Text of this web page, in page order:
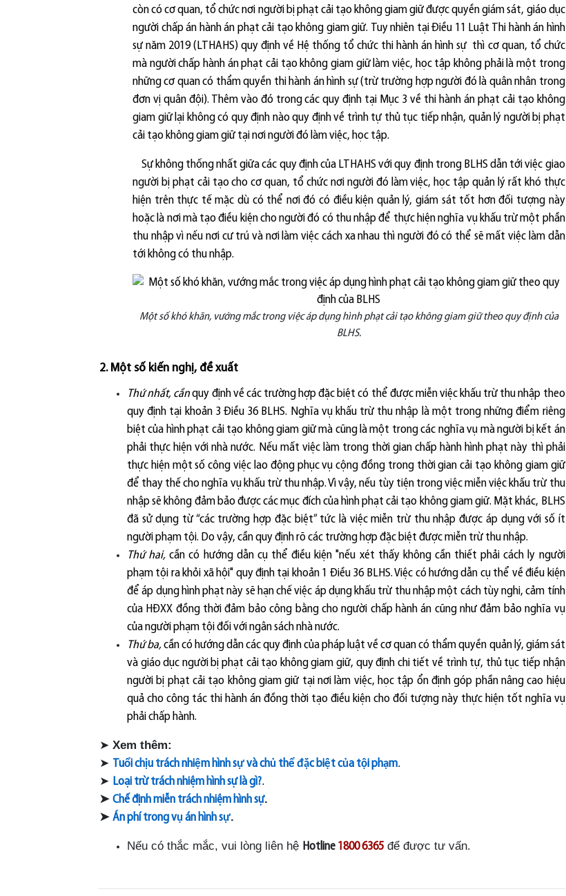
còn có cơ quan, tổ chức nơi người bị phạt cải tạo không giam giữ được quyền giám sát, giáo dục
người chấp án hành án phạt cải tạo không giam giữ. Tuy nhiên tại Điều 11 Luật Thi hành án hình
sự năm 2019 (LTHAHS) quy định về Hệ thống tổ chức thi hành án hình sự thì cơ quan, tổ chức
mà người chấp hành án phạt cải tạo không giam giữ làm việc, học tập không phải là một trong
những cơ quan có thẩm quyền thi hành án hình sự (trừ trường hợp người đó là quân nhân trong
đơn vị quân đội). Thêm vào đó trong các quy định tại Mục 3 về thi hành án phạt cải tạo không
giam giữ lại không có quy định nào quy định về trình tự thủ tục tiếp nhận, quản lý người bị phạt
cải tạo không giam giữ tại nơi người đó làm việc, học tập.
Sự không thống nhất giữa các quy định của LTHAHS với quy định trong BLHS dẫn tới việc giao
người bị phạt cải tạo cho cơ quan, tổ chức nơi người đó làm việc, học tập quản lý rất khó thực
hiện trên thực tế mặc dù có thể nơi đó có điều kiện quản lý, giám sát tốt hơn đối tượng này
hoặc là nơi mà tạo điều kiện cho người đó có thu nhập để thực hiện nghĩa vụ khấu trừ một phần
thu nhập vì nếu nơi cư trú và nơi làm việc cách xa nhau thì người đó có thể sẽ mất việc làm dẫn
tới không có thu nhập.
Một số khó khăn, vướng mắc trong việc áp dụng hình phạt cải tạo không giam giữ theo quy định của
BLHS.
2. Một số kiến nghị, đề xuất
Thứ nhất, cầnquy định về các trường hợp đặc biệt có thể được miễn việc khấu trừ thu nhập theo
quy định tại khoản 3 Điều 36 BLHS. Nghĩa vụ khấu trừ thu nhập là một trong những điểm riêng
biệt của hình phạt cải tạo không giam giữ mà cũng là một trong các nghĩa vụ mà người bị kết án
phải thực hiện với nhà nước. Nếu mất việc làm trong thời gian chấp hành hình phạt này thì phải
thực hiện một số công việc lao động phục vụ cộng đồng trong thời gian cải tạo không giam giữ
để thay thế cho nghĩa vụ khấu trừ thu nhập. Vì vậy, nếu tùy tiện trong việc miễn việc khấu trừ thu
nhập sẽ không đảm bảo được các mục đích của hình phạt cải tạo không giam giữ. Mặt khác, BLHS
đã sử dụng từ “các trường hợp đặc biệt” tức là việc miễn trừ thu nhập được áp dụng với số ít
người phạm tội. Do vậy, cần quy định rõ các trường hợp đặc biệt được miễn trừ thu nhập.
Thứ hai, cần có hướng dẫn cụ thể điều kiện "nếu xét thấy không cần thiết phải cách ly người
phạm tội ra khỏi xã hội" quy định tại khoản 1 Điều 36 BLHS. Việc có hướng dẫn cụ thể về điều kiện
để áp dụng hình phạt này sẽ hạn chế việc áp dụng khấu trừ thu nhập một cách tùy nghi, cảm tính
của HĐXX đồng thời đảm bảo công bằng cho người chấp hành án cũng như đảm bảo nghĩa vụ
của người phạm tội đối với ngân sách nhà nước.
Thứ ba,cần có hướng dẫn các quy định của pháp luật về cơ quan có thẩm quyền quản lý, giám sát
và giáo dục người bị phạt cải tạo không giam giữ, quy định chi tiết về trình tự, thủ tục tiếp nhận
người bị phạt cải tạo không giam giữ tại nơi làm việc, học tập ổn định góp phần nâng cao hiệu
quả cho công tác thi hành án đồng thời tạo điều kiện cho đối tượng này thực hiện tốt nghĩa vụ
phải chấp hành.
➤ Xem thêm:
➤ Tuổi chịu trách nhiệm hình sựvà chủ thể đặc biệt của tội phạm.
➤ Loại trừ trách nhiệm hình sự là gì?.
➤ Chế định miễn trách nhiệm hình sự.
➤ Án phí trong vụán hình sự.
Nếu có thắc mắc, vui lòng liên hệ Hotline 1800 6365 để được tư vấn.